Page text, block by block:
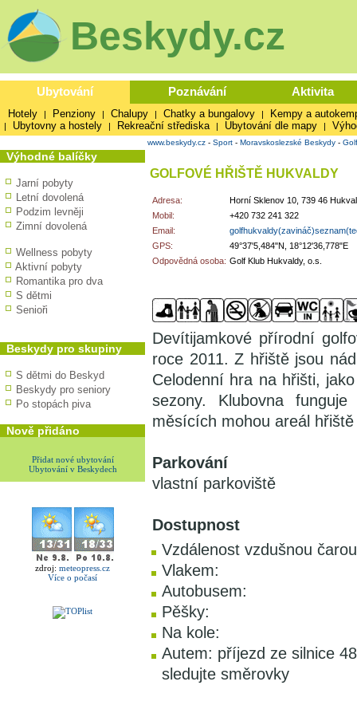
Beskydy.cz
Ubytování Poznávání Aktivita
Hotely | Penziony | Chalupy | Chatky a bungalovy | Kempy a
| Ubytovny a hostely | Rekreační střediska | Ubytování dle mapy |
Výhodné balíčky
Jarní pobyty
Letní dovolená
Podzim levněji
Zimní dovolená
Wellness pobyty
Aktivní pobyty
Romantika pro dva
S dětmi
Senioři
Beskydy pro skupiny
S dětmi do Beskyd
Beskydy pro seniory
Po stopách piva
Nově přidáno
Přidat nové ubytování
Ubytování v Beskydech
zdroj: meteopress.cz
Více o počasí
www.beskydy.cz - Sport - Moravskoslezské Beskydy -
GOLFOVÉ HŘIŠTĚ HUKVALDY
Adresa:
Horní Sklenov 10, 739 46
Mobil:
+420 732 241 322
Email:
GPS:
49°37'5,484"N, 18°12'36,778"E
Odpovědná osoba: Golf Klub Hukvaldy, o.s.
Devítijamkové přírodní
roce 2011. Z hřiště jsou
Celodenní hra na hřišti,
sezony. Klubovna
měsících mohou areál
Parkování
vlastní parkoviště
Dostupnost
Vzdálenost vzdušnou
Vlakem:
Autobusem:
Pěšky:
Na kole:
Autem: příjezd ze silnice
sledujte směrovky